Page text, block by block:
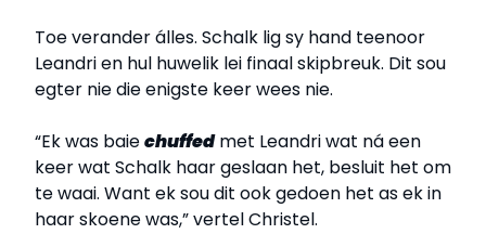
Toe verander álles. Schalk lig sy hand teenoor
Leandri en hul huwelik lei finaal skipbreuk. Dit sou
egter nie die enigste keer wees nie.
“Ek was baiechuffedmet Leandri wat ná een
keer wat Schalk haar geslaan het, besluit het om
te waai. Want ek sou dit ook gedoen het as ek in
haar skoene was,” vertel Christel.